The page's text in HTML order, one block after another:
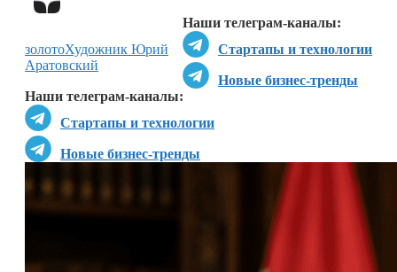
Наши телеграм-каналы:
Стартапы и технологии
Новые бизнес-тренды
Наши телеграм-каналы:
Стартапы и технологии
Новые бизнес-тренды
золотоХудожник Юрий
Аратовский